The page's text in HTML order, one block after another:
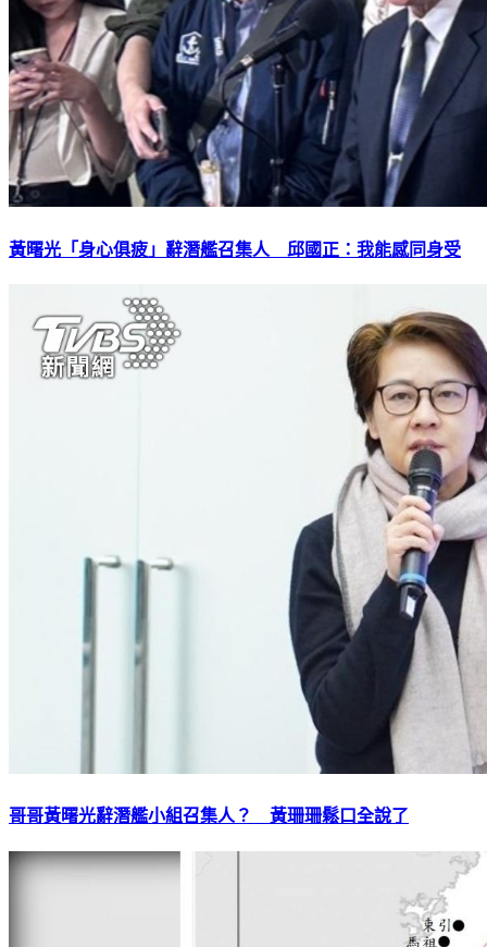
黃曙光「身心俱疲」辭潛艦召集人 邱國正：我能感同身受
哥哥黃曙光辭潛艦小組召集人？ 黃珊珊鬆口全說了